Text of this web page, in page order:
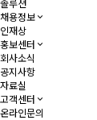
솔루션
채용정보
인재상
홍보센터
회사소식
공지사항
자료실
고객센터
온라인문의